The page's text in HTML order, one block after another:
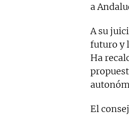
a
A su
futuro y
Ha
El